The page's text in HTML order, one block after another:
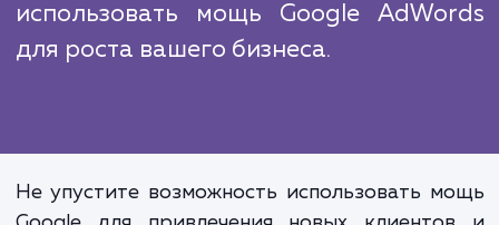
аудитории и улучшить эффективность
рекламных кампаний.
Настройка Google AdWords -